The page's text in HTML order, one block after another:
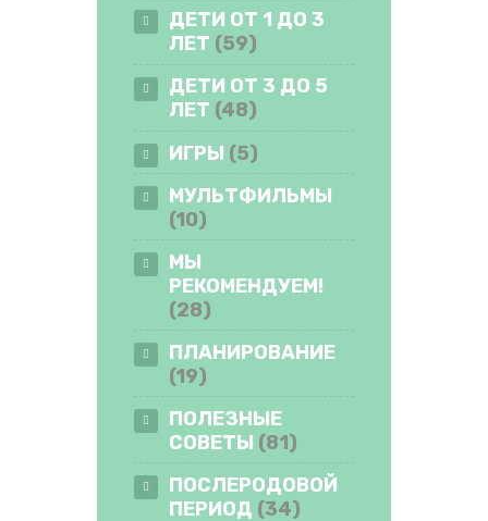
ДЕТИ ОТ 1 ДО 3
ЛЕТ (59)
ДЕТИ ОТ 3 ДО 5
ЛЕТ (48)
ИГРЫ (5)
МУЛЬТФИЛЬМЫ
(10)
МЫ
РЕКОМЕНДУЕМ!
(28)
ПЛАНИРОВАНИЕ
(19)
ПОЛЕЗНЫЕ
СОВЕТЫ (81)
ПОСЛЕРОДОВОЙ
ПЕРИОД (34)